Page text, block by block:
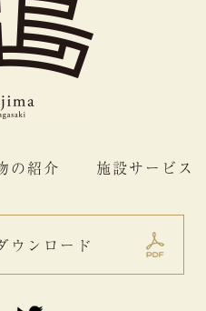
の紹介 施設サービス
ウンロード